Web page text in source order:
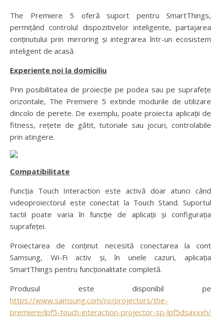
The Premiere 5 oferă suport pentru SmartThings,
permițând controlul dispozitivelor inteligente, partajarea
conținutului prin mirroring și integrarea într-un ecosistem
inteligent de acasă.
Experiențe noi la domiciliu
Prin posibilitatea de proiecție pe podea sau pe suprafețe
orizontale, The Premiere 5 extinde modurile de utilizare
dincolo de perete. De exemplu, poate proiecta aplicații de
fitness, rețete de gătit, tutoriale sau jocuri, controlabile
prin atingere.
Compatibilitate
Funcția Touch Interaction este activă doar atunci când
videoproiectorul este conectat la Touch Stand. Suportul
tactil poate varia în funcție de aplicații și configurația
suprafeței.
Proiectarea de conținut necesită conectarea la cont
Samsung, Wi-Fi activ și, în unele cazuri, aplicația
SmartThings pentru funcționalitate completă.
Produsul este disponibil pe
https://www.samsung.com/ro/projectors/the-
premiere/lpf5-touch-interaction-projector-sp-lpf5dsaxxxh/